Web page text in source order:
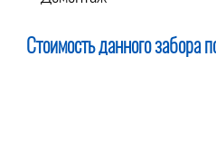
Стоимость данного забора